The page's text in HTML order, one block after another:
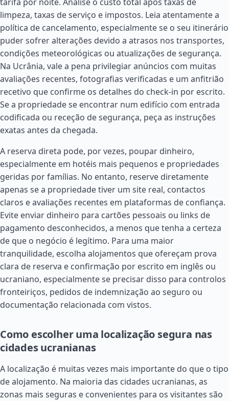
limpeza, taxas de serviço e impostos. Leia atentamente a
política de cancelamento, especialmente se o seu itinerário
puder sofrer alterações devido a atrasos nos transportes,
condições meteorológicas ou atualizações de segurança.
Na Ucrânia, vale a pena privilegiar anúncios com muitas
avaliações recentes, fotografias verificadas e um anfitrião
recetivo que confirme os detalhes do check-in por escrito.
Se a propriedade se encontrar num edifício com entrada
codificada ou receção de segurança, peça as instruções
exatas antes da chegada.
A reserva direta pode, por vezes, poupar dinheiro,
especialmente em hotéis mais pequenos e propriedades
geridas por famílias. No entanto, reserve diretamente
apenas se a propriedade tiver um site real, contactos
claros e avaliações recentes em plataformas de confiança.
Evite enviar dinheiro para cartões pessoais ou links de
pagamento desconhecidos, a menos que tenha a certeza
de que o negócio é legítimo. Para uma maior
tranquilidade, escolha alojamentos que ofereçam prova
clara de reserva e confirmação por escrito em inglês ou
ucraniano, especialmente se precisar disso para controlos
fronteiriços, pedidos de indemnização ao seguro ou
documentação relacionada com vistos.
Como escolher uma localização segura nas
cidades ucranianas
A localização é muitas vezes mais importante do que o tipo
de alojamento. Na maioria das cidades ucranianas, as
zonas mais seguras e convenientes para os visitantes são